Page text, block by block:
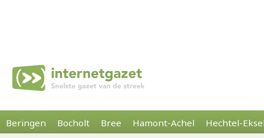
Beringen Bocholt Bree Hamont-Achel Hechtel-